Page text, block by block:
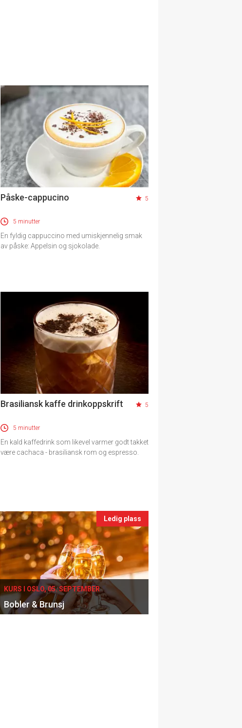
Påske-cappucino 5
5 minutter
En fyldig cappuccino med umiskjennelig smak
av påske: Appelsin og sjokolade.
Brasiliansk kaffe drinkoppskrift 5
5 minutter
En kald kaffedrink som likevel varmer godt takket
være cachaca - brasiliansk rom og espresso.
Ledig plass
KURS I OSLO, 05. SEPTEMBER
Bobler & Brunsj